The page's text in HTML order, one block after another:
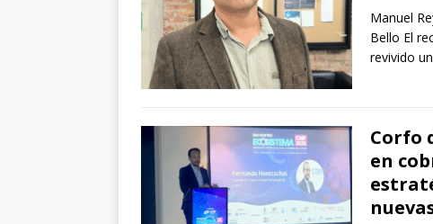
Manuel
Bello El
revivido
Corfo
en